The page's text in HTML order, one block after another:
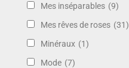
Mes inséparables (9)
Mes rêves de roses (31)
Minéraux (1)
Mode (7)